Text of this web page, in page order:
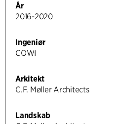
År
2016-2020
Ingeniør
COWI
Arkitekt
C.F. Møller Architects
Landskab